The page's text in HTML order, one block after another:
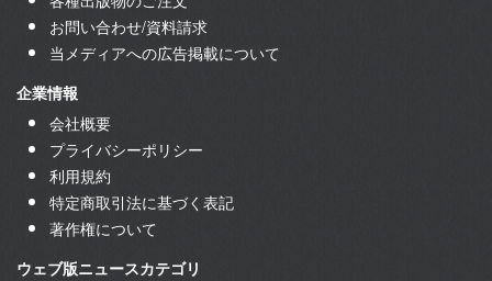
お問い合わせ/資料請求
当メディアへの広告掲載について
企業情報
会社概要
プライバシーポリシー
利用規約
特定商取引法に基づく表記
著作権について
ウェブ版ニュースカテゴリ